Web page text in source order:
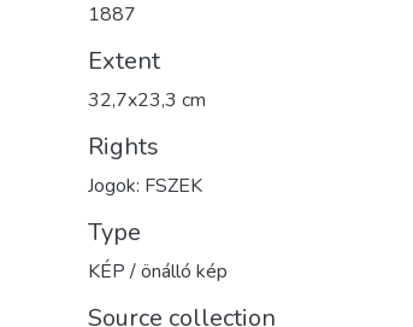
1887
Extent
32,7x23,3 cm
Rights
Jogok: FSZEK
Type
KÉP / önálló kép
Source collection